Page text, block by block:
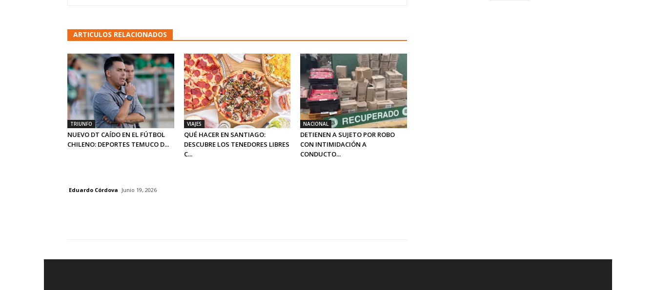
ARTICULOS RELACIONADOS
TRIUNFO
NUEVO DT CAÍDO EN EL FÚTBOL
CHILENO: DEPORTES TEMUCO D...
VIAJES
QUÉ HACER EN SANTIAGO:
DESCUBRE LOS TENEDORES LIBRES
C...
NACIONAL
DETIENEN A SUJETO POR ROBO
CON INTIMIDACIÓN A
CONDUCTO...
Eduardo Córdova Junio 19, 2026